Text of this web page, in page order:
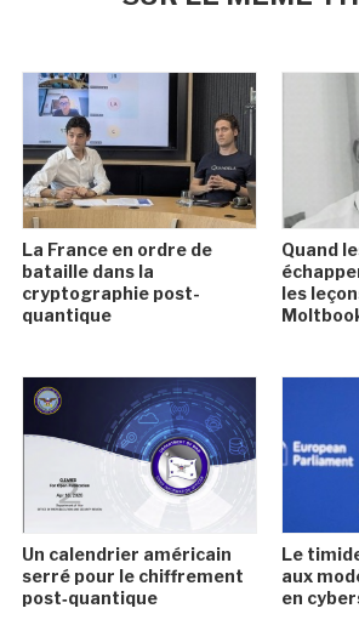
La France en ordre de
bataille dans la
cryptographie post-
quantique
Quand
les
Un calendrier américain
serré pour le chiffrement
post‑quantique
Le
aux
en